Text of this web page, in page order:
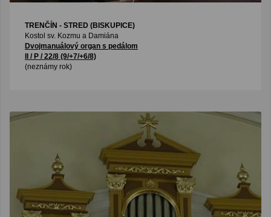
TRENČÍN - STRED (BISKUPICE)
Kostol sv. Kozmu a Damiána
Dvojmanuálový organ s pedálom
II / P / 22/8 (9/+7/+6/8)
(neznámy rok)